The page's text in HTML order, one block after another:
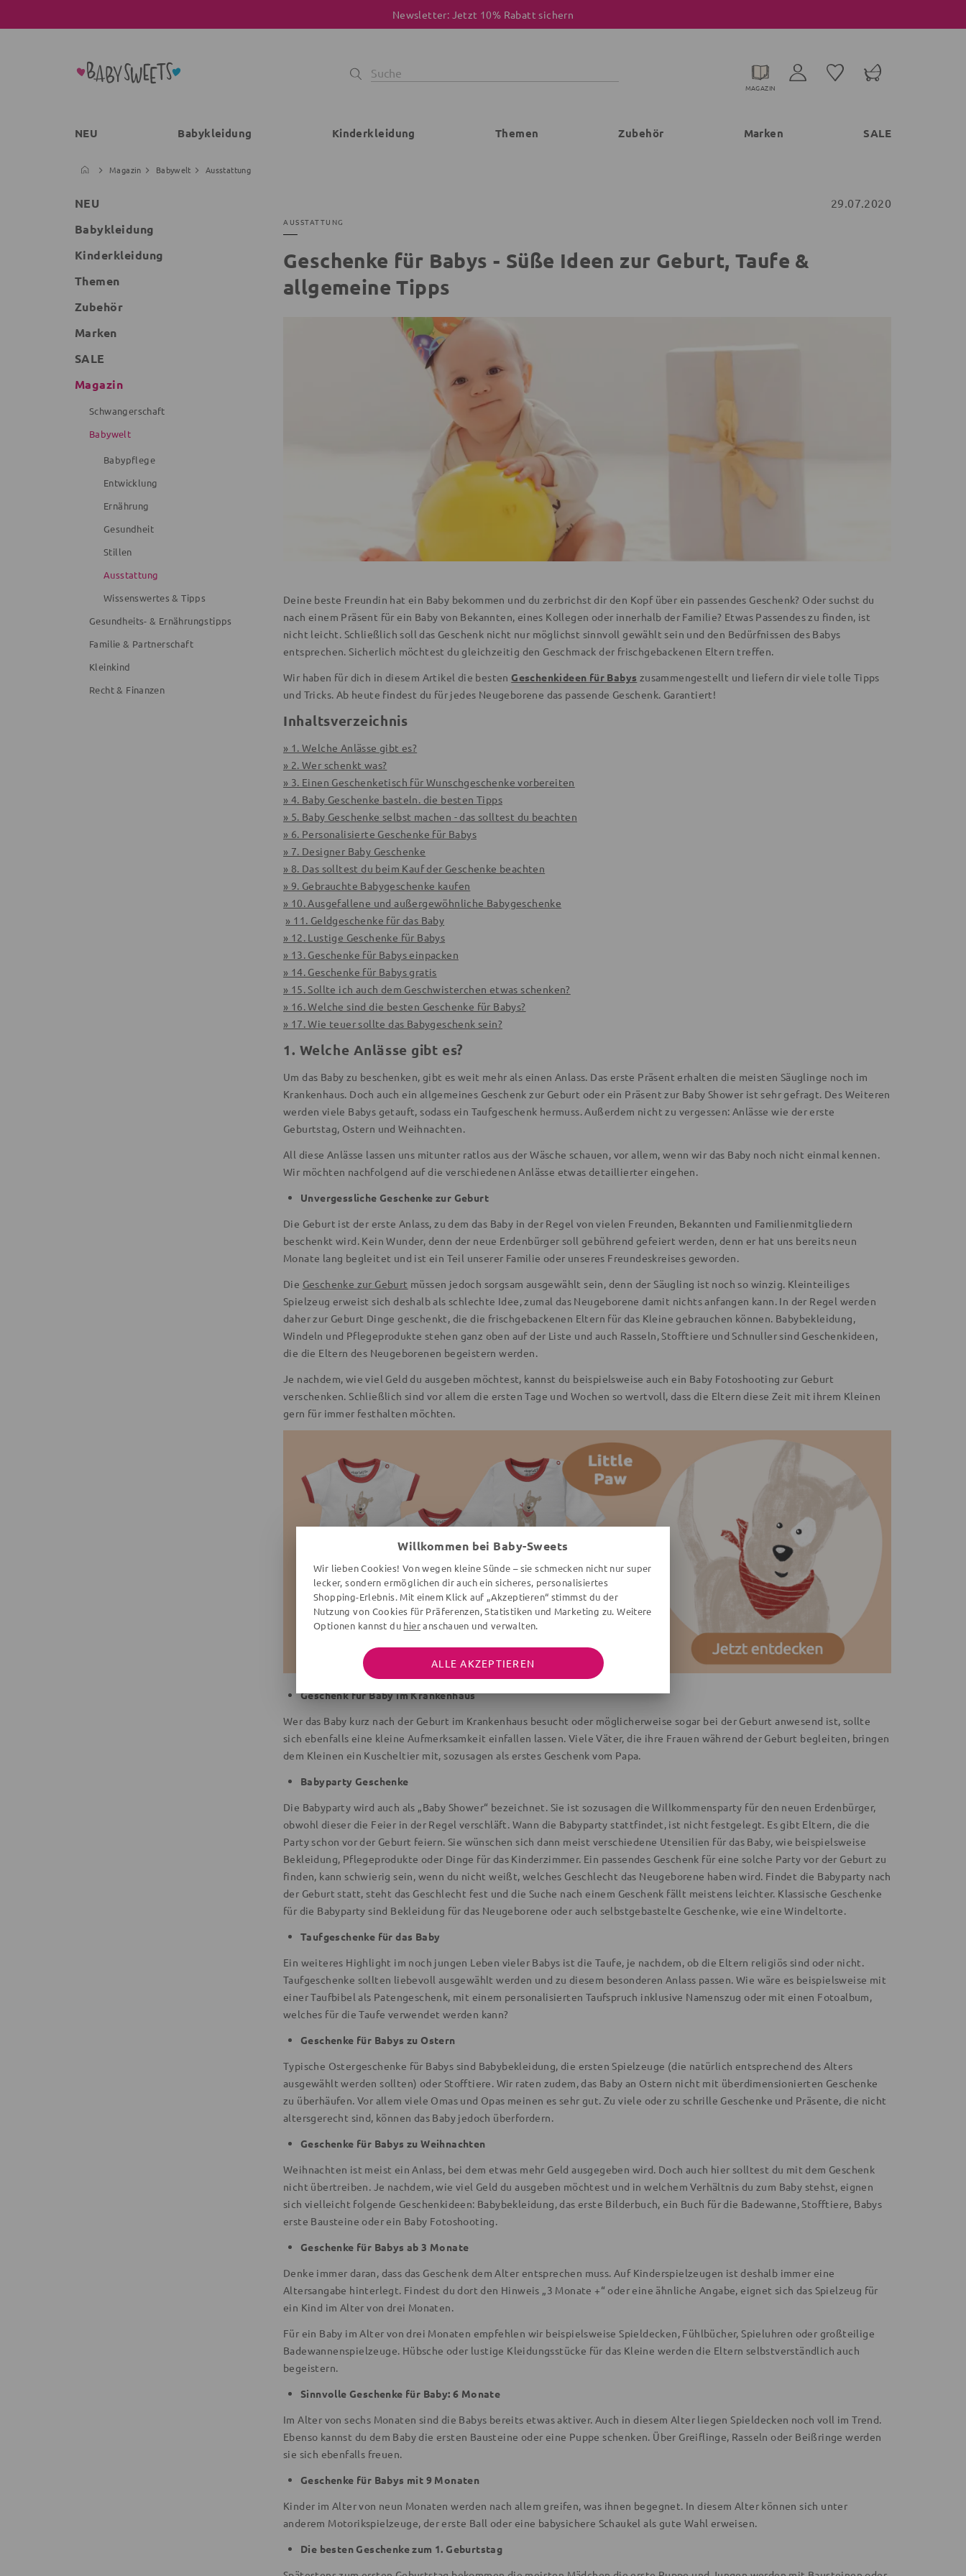
Newsletter: Jetzt 10% Rabatt sichern
MAGAZIN
NEU Babykleidung Kinderkleidung Themen Zubehör Marken SALE
Magazin Babywelt Ausstattung
NEU
Babykleidung
Kinderkleidung
Themen
Zubehör
Marken
SALE
Magazin
Schwangerschaft
Babywelt
Babypflege
Entwicklung
Ernährung
Gesundheit
Stillen
Ausstattung
Wissenswertes & Tipps
Gesundheits- & Ernährungstipps
Familie & Partnerschaft
Kleinkind
Recht & Finanzen
29.07.2020
AUSSTATTUNG
Geschenke für Babys - Süße Ideen zur Geburt, Taufe &
allgemeine Tipps
Deine beste Freundin hat ein Baby bekommen und du zerbrichst dir den Kopf über ein passendes Geschenk? Oder suchst du
nach einem Präsent für ein Baby von Bekannten, eines Kollegen oder innerhalb der Familie? Etwas Passendes zu finden, ist
nicht leicht. Schließlich soll das Geschenk nicht nur möglichst sinnvoll gewählt sein und den Bedürfnissen des Babys
entsprechen. Sicherlich möchtest du gleichzeitig den Geschmack der frischgebackenen Eltern treffen.
Wir haben für dich in diesem Artikel die besten Geschenkideen für Babys zusammengestellt und liefern dir viele tolle Tipps
und Tricks. Ab heute findest du für jedes Neugeborene das passende Geschenk. Garantiert!
Inhaltsverzeichnis
» 1. Welche Anlässe gibt es?
» 2. Wer schenkt was?
» 3. Einen Geschenketisch für Wunschgeschenke vorbereiten
» 4. Baby Geschenke basteln. die besten Tipps
» 5. Baby Geschenke selbst machen - das solltest du beachten
» 6. Personalisierte Geschenke für Babys
» 7. Designer Baby Geschenke
» 8. Das solltest du beim Kauf der Geschenke beachten
» 9. Gebrauchte Babygeschenke kaufen
» 10. Ausgefallene und außergewöhnliche Babygeschenke
» 11. Geldgeschenke für das Baby
» 12. Lustige Geschenke für Babys
» 13. Geschenke für Babys einpacken
» 14. Geschenke für Babys gratis
» 15. Sollte ich auch dem Geschwisterchen etwas schenken?
» 16. Welche sind die besten Geschenke für Babys?
» 17. Wie teuer sollte das Babygeschenk sein?
1. Welche Anlässe gibt es?
Um das Baby zu beschenken, gibt es weit mehr als einen Anlass. Das erste Präsent erhalten die meisten Säuglinge noch im
Krankenhaus. Doch auch ein allgemeines Geschenk zur Geburt oder ein Präsent zur Baby Shower ist sehr gefragt. Des Weiteren
werden viele Babys getauft, sodass ein Taufgeschenk hermuss. Außerdem nicht zu vergessen: Anlässe wie der erste
Geburtstag, Ostern und Weihnachten.
All diese Anlässe lassen uns mitunter ratlos aus der Wäsche schauen, vor allem, wenn wir das Baby noch nicht einmal kennen.
Wir möchten nachfolgend auf die verschiedenen Anlässe etwas detaillierter eingehen.
Unvergessliche Geschenke zur Geburt
Die Geburt ist der erste Anlass, zu dem das Baby in der Regel von vielen Freunden, Bekannten und Familienmitgliedern
beschenkt wird. Kein Wunder, denn der neue Erdenbürger soll gebührend gefeiert werden, denn er hat uns bereits neun
Monate lang begleitet und ist ein Teil unserer Familie oder unseres Freundeskreises geworden.
Die Geschenke zur Geburt müssen jedoch sorgsam ausgewählt sein, denn der Säugling ist noch so winzig. Kleinteiliges
Spielzeug erweist sich deshalb als schlechte Idee, zumal das Neugeborene damit nichts anfangen kann. In der Regel werden
daher zur Geburt Dinge geschenkt, die die frischgebackenen Eltern für das Kleine gebrauchen können. Babybekleidung,
Windeln und Pflegeprodukte stehen ganz oben auf der Liste und auch Rasseln, Stofftiere und Schnuller sind Geschenkideen,
die die Eltern des Neugeborenen begeistern werden.
Je nachdem, wie viel Geld du ausgeben möchtest, kannst du beispielsweise auch ein Baby Fotoshooting zur Geburt
verschenken. Schließlich sind vor allem die ersten Tage und Wochen so wertvoll, dass die Eltern diese Zeit mit ihrem Kleinen
gern für immer festhalten möchten.
Geschenk für Baby im Krankenhaus
Wer das Baby kurz nach der Geburt im Krankenhaus besucht oder möglicherweise sogar bei der Geburt anwesend ist, sollte
sich ebenfalls eine kleine Aufmerksamkeit einfallen lassen. Viele Väter, die ihre Frauen während der Geburt begleiten, bringen
dem Kleinen ein Kuscheltier mit, sozusagen als erstes Geschenk vom Papa.
Babyparty Geschenke
Die Babyparty wird auch als „Baby Shower“ bezeichnet. Sie ist sozusagen die Willkommensparty für den neuen Erdenbürger,
obwohl dieser die Feier in der Regel verschläft. Wann die Babyparty stattfindet, ist nicht festgelegt. Es gibt Eltern, die die
Party schon vor der Geburt feiern. Sie wünschen sich dann meist verschiedene Utensilien für das Baby, wie beispielsweise
Bekleidung, Pflegeprodukte oder Dinge für das Kinderzimmer. Ein passendes Geschenk für eine solche Party vor der Geburt zu
finden, kann schwierig sein, wenn du nicht weißt, welches Geschlecht das Neugeborene haben wird. Findet die Babyparty nach
der Geburt statt, steht das Geschlecht fest und die Suche nach einem Geschenk fällt meistens leichter. Klassische Geschenke
für die Babyparty sind Bekleidung für das Neugeborene oder auch selbstgebastelte Geschenke, wie eine Windeltorte.
Taufgeschenke für das Baby
Ein weiteres Highlight im noch jungen Leben vieler Babys ist die Taufe, je nachdem, ob die Eltern religiös sind oder nicht.
Taufgeschenke sollten liebevoll ausgewählt werden und zu diesem besonderen Anlass passen. Wie wäre es beispielsweise mit
einer Taufbibel als Patengeschenk, mit einem personalisierten Taufspruch inklusive Namenszug oder mit einen Fotoalbum,
welches für die Taufe verwendet werden kann?
Geschenke für Babys zu Ostern
Typische Ostergeschenke für Babys sind Babybekleidung, die ersten Spielzeuge (die natürlich entsprechend des Alters
ausgewählt werden sollten) oder Stofftiere. Wir raten zudem, das Baby an Ostern nicht mit überdimensionierten Geschenke
zu überhäufen. Vor allem viele Omas und Opas meinen es sehr gut. Zu viele oder zu schrille Geschenke und Präsente, die nicht
altersgerecht sind, können das Baby jedoch überfordern.
Geschenke für Babys zu Weihnachten
Weihnachten ist meist ein Anlass, bei dem etwas mehr Geld ausgegeben wird. Doch auch hier solltest du mit dem Geschenk
nicht übertreiben. Je nachdem, wie viel Geld du ausgeben möchtest und in welchem Verhältnis du zum Baby stehst, eignen
sich vielleicht folgende Geschenkideen: Babybekleidung, das erste Bilderbuch, ein Buch für die Badewanne, Stofftiere, Babys
erste Bausteine oder ein Baby Fotoshooting.
Geschenke für Babys ab 3 Monate
Denke immer daran, dass das Geschenk dem Alter entsprechen muss. Auf Kinderspielzeugen ist deshalb immer eine
Altersangabe hinterlegt. Findest du dort den Hinweis „3 Monate +“ oder eine ähnliche Angabe, eignet sich das Spielzeug für
ein Kind im Alter von drei Monaten.
Für ein Baby im Alter von drei Monaten empfehlen wir beispielsweise Spieldecken, Fühlbücher, Spieluhren oder großteilige
Badewannenspielzeuge. Hübsche oder lustige Kleidungsstücke für das Kleine werden die Eltern selbstverständlich auch
begeistern.
Sinnvolle Geschenke für Baby: 6 Monate
Im Alter von sechs Monaten sind die Babys bereits etwas aktiver. Auch in diesem Alter liegen Spieldecken noch voll im Trend.
Ebenso kannst du dem Baby die ersten Bausteine oder eine Puppe schenken. Über Greiflinge, Rasseln oder Beißringe werden
sie sich ebenfalls freuen.
Geschenke für Babys mit 9 Monaten
Kinder im Alter von neun Monaten werden nach allem greifen, was ihnen begegnet. In diesem Alter können sich unter
anderem Motorikspielzeuge, der erste Ball oder eine babysichere Schaukel als gute Wahl erweisen.
Die besten Geschenke zum 1. Geburtstag
Willkommen bei Baby-Sweets
Wir lieben Cookies! Von wegen kleine Sünde – sie schmecken nicht nur super
lecker, sondern ermöglichen dir auch ein sicheres, personalisiertes
Shopping-Erlebnis. Mit einem Klick auf „Akzeptieren“ stimmst du der
Nutzung von Cookies für Präferenzen, Statistiken und Marketing zu. Weitere
Optionen kannst du hieranschauen und verwalten.
ALLE AKZEPTIEREN